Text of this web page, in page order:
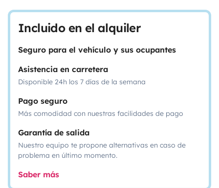
Incluido en el alquiler
Seguro para el vehículo y sus ocupantes
Asistencia en carretera
Disponible 24h los 7 días de la semana
Pago seguro
Más comodidad con nuestras facilidades de pago
Garantía de salida
Nuestro equipo te propone alternativas en caso de
problema en último momento.
Saber más